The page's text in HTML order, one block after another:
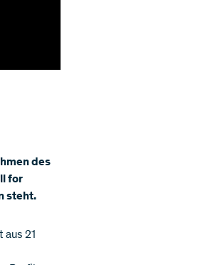
des
for
steht.
aus 21